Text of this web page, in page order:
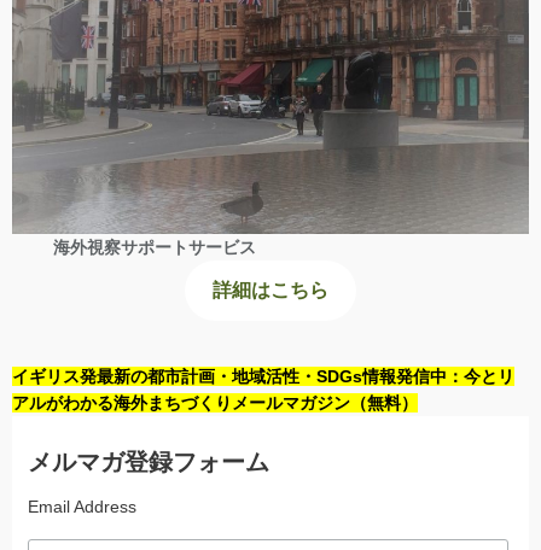
海外視察サポートサービス
詳細はこちら
イギリス発最新の都市計画・地域活性・SDGs情報発信中：今とリ
アルがわかる海外まちづくりメールマガジン（無料）
メルマガ登録フォーム
Email Address